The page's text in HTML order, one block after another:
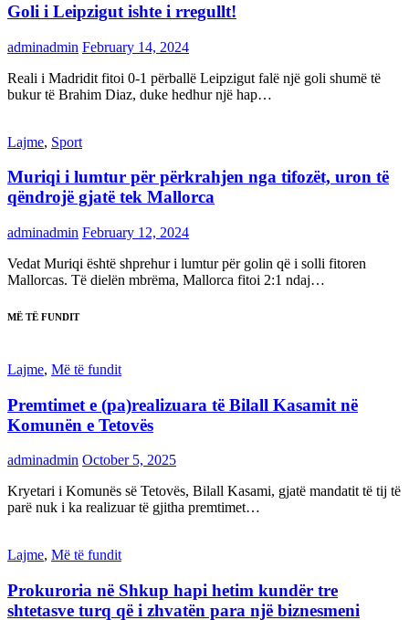
Goli i Leipzigut ishte i rregullt!
adminadmin February 14, 2024
Reali i Madridit fitoi 0-1 përballë Leipzigut falë një goli shumë të
bukur të Brahim Diaz, duke hedhur një hap…
Lajme, Sport
Muriqi i lumtur për përkrahjen nga tifozët, uron të
qëndrojë gjatë tek Mallorca
adminadmin February 12, 2024
Vedat Muriqi është shprehur i lumtur për golin që i solli fitoren
Mallorcas. Të dielën mbrëma, Mallorca fitoi 2:1 ndaj…
MË TË FUNDIT
Lajme, Më të fundit
Premtimet e (pa)realizuara të Bilall Kasamit në
Komunën e Tetovës
adminadmin October 5, 2025
Kryetari i Komunës së Tetovës, Bilall Kasami, gjatë mandatit të tij të
parë nuk i ka realizuar të gjitha premtimet…
Lajme, Më të fundit
Prokuroria në Shkup hapi hetim kundër tre
shtetasve turq që i zhvatën para një biznesmeni